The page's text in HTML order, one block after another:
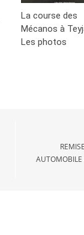
La course des
Mécanos à
Les photos
AUTOMOBILE